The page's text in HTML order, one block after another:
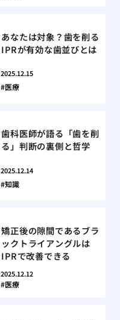
あなたは対象？歯を削る
IPRが有効な歯並びとは
2025.12.15
医療
歯科医師が語る「歯を削
る」判断の裏側と哲学
2025.12.14
知識
矯正後の隙間であるブラ
ックトライアングルは
IPRで改善できる
2025.12.12
医療